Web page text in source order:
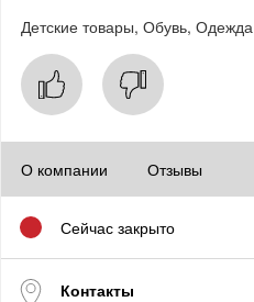
Детские товары Обувь Одежда
О компании Отзывы
Сейчас закрыто
Контакты